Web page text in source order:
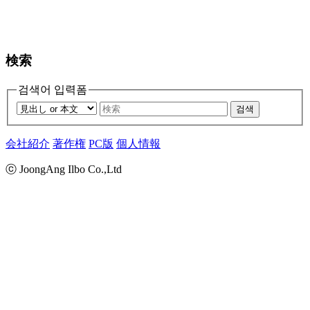
検索
검색어 입력폼
검색
会社紹介 著作権 PC版 個人情報
ⓒ JoongAng Ilbo Co.,Ltd